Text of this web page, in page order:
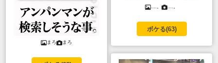
まろ まろ
....。 ....。
ボケる(63)